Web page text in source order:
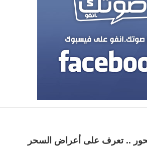
.. تعرف على أعراض السحر